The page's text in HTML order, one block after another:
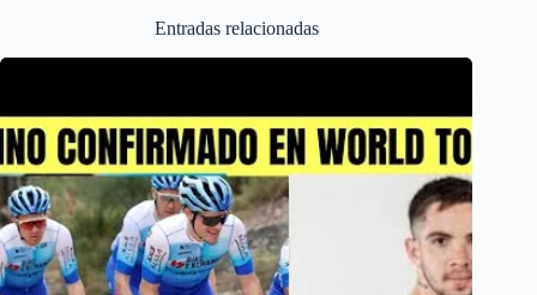
Entradas relacionadas